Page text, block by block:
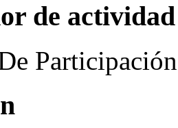
de actividad